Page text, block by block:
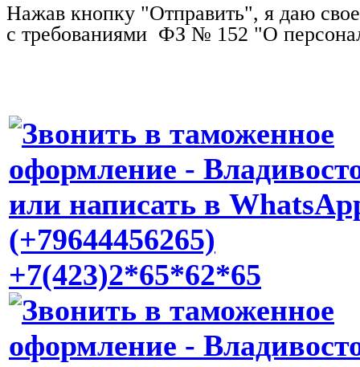
Нажав кнопку "Отправить", я даю свое
с требованиями ФЗ № 152 "О
+7(423)2*65*62*65
Задать вопрос